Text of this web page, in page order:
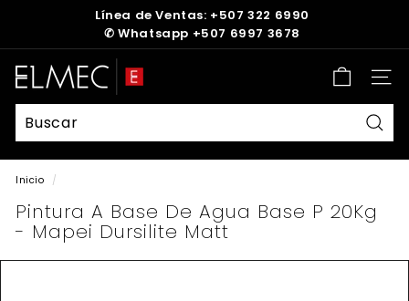
diapositivas
pausa
Línea de Ventas: +507 322 6990
✆ Whatsapp +507 6997 3678
E
L
M
E
C
Inicio /
Pintura A Base De Agua Base P 20Kg
- Mapei Dursilite Matt